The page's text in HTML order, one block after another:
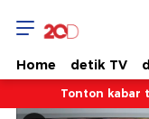
Home detik TV
Tonton kabar